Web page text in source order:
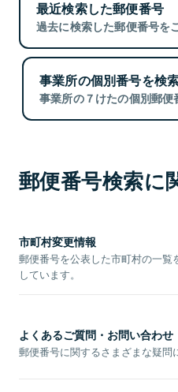
最近検索した郵便番号
過去に検索した郵便番号を
事業所の個別番号を検
事業所の７けたの個別郵便
郵便番号検索に
市町村変更情報
郵便番号を公表した市町村の一覧
しています。
よくあるご質問・お問い合わせ
郵便番号に関するさまざまな疑問